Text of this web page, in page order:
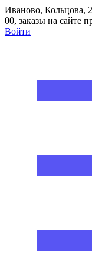
Иваново, Кольцова,
00, заказы на сайте
Войти